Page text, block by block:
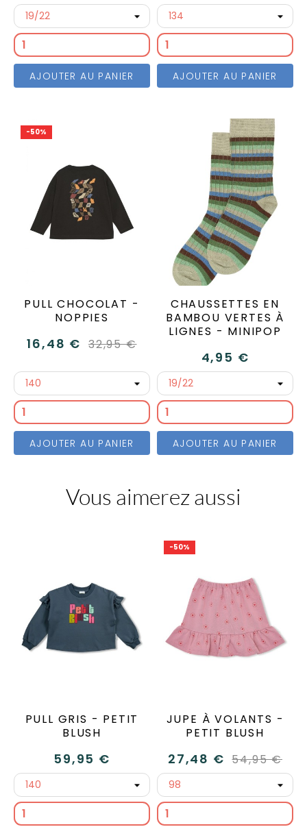
AJOUTER AU PANIER AJOUTER AU PANIER
-50%
PULL CHOCOLAT -
NOPPIES
16,48 € 32,95 €
AJOUTER AU PANIER
CHAUSSETTES EN
BAMBOU VERTES À
LIGNES - MINIPOP
4,95 €
AJOUTER AU PANIER
Vous aimerez aussi
PULL GRIS - PETIT
BLUSH
59,95 €
-50%
JUPE À VOLANTS -
PETIT BLUSH
27,48 € 54,95 €